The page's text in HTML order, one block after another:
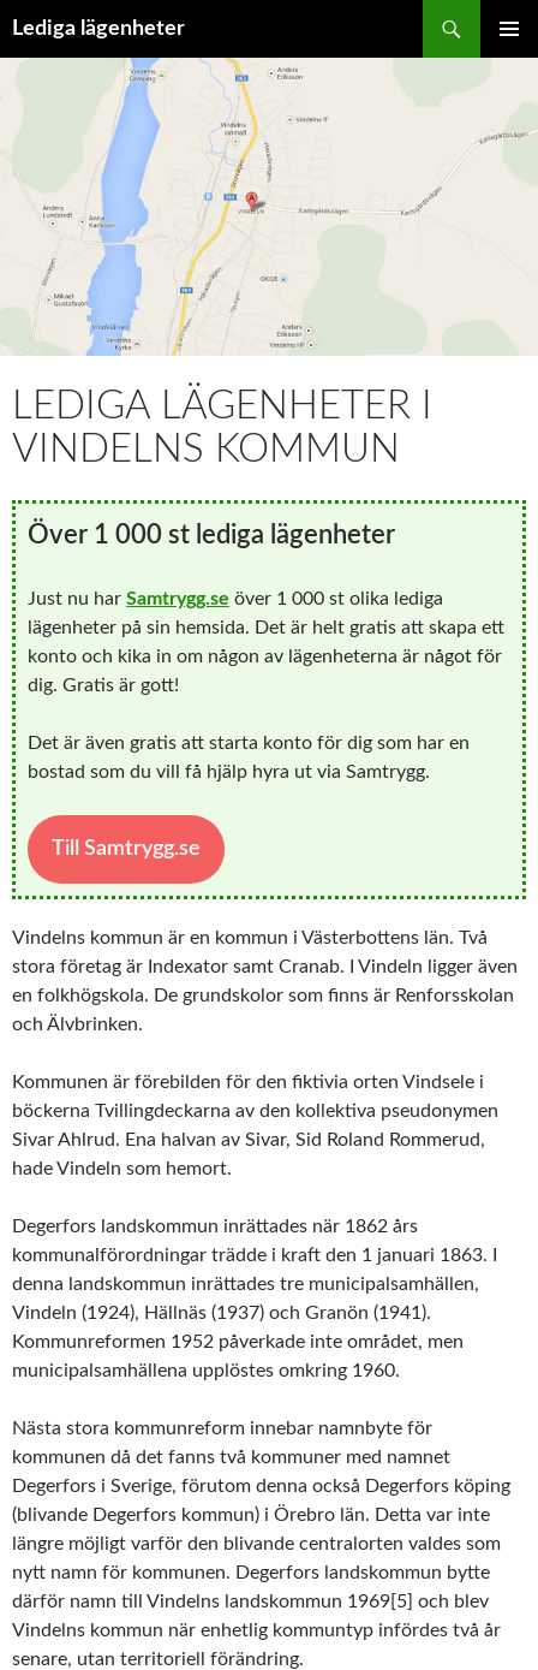
Lediga lägenheter
LEDIGA LÄGENHETER I
VINDELNS KOMMUN
Över 1 000 st lediga lägenheter
Just nu har Samtrygg.se över 1 000 st olika lediga
lägenheter på sin hemsida. Det är helt gratis att skapa ett
konto och kika in om någon av lägenheterna är något för
dig. Gratis är gott!
Det är även gratis att starta konto för dig som har en
bostad som du vill få hjälp hyra ut via Samtrygg.
Till Samtrygg.se
Vindelns kommun är en kommun i Västerbottens län. Två
stora företag är Indexator samt Cranab. I Vindeln ligger även
en folkhögskola. De grundskolor som finns är Renforsskolan
och Älvbrinken.
Kommunen är förebilden för den fiktivia orten Vindsele i
böckerna Tvillingdeckarna av den kollektiva pseudonymen
Sivar Ahlrud. Ena halvan av Sivar, Sid Roland Rommerud,
hade Vindeln som hemort.
Degerfors landskommun inrättades när 1862 års
kommunalförordningar trädde i kraft den 1 januari 1863. I
denna landskommun inrättades tre municipalsamhällen,
Vindeln (1924), Hällnäs (1937) och Granön (1941).
Kommunreformen 1952 påverkade inte området, men
municipalsamhällena upplöstes omkring 1960.
Nästa stora kommunreform innebar namnbyte för
kommunen då det fanns två kommuner med namnet
Degerfors i Sverige, förutom denna också Degerfors köping
(blivande Degerfors kommun) i Örebro län. Detta var inte
längre möjligt varför den blivande centralorten valdes som
nytt namn för kommunen. Degerfors landskommun bytte
därför namn till Vindelns landskommun 1969[5] och blev
Vindelns kommun när enhetlig kommuntyp infördes två år
senare, utan territoriell förändring.